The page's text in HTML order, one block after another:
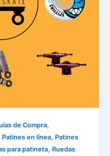
de Compra,
Patines en línea, Patines
para patineta, Ruedas